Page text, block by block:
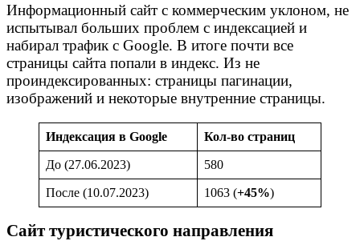
Информационный сайт с коммерческим уклоном, не
испытывал больших проблем с индексацией и
набирал трафик с Google. В итоге почти все
страницы сайта попали в индекс. Из не
проиндексированных: страницы пагинации,
изображений и некоторые внутренние страницы.
Индексация в Google Кол-во страниц
До (27.06.2023) 580
После (10.07.2023) 1063 (+45%)
Сайт туристического направления